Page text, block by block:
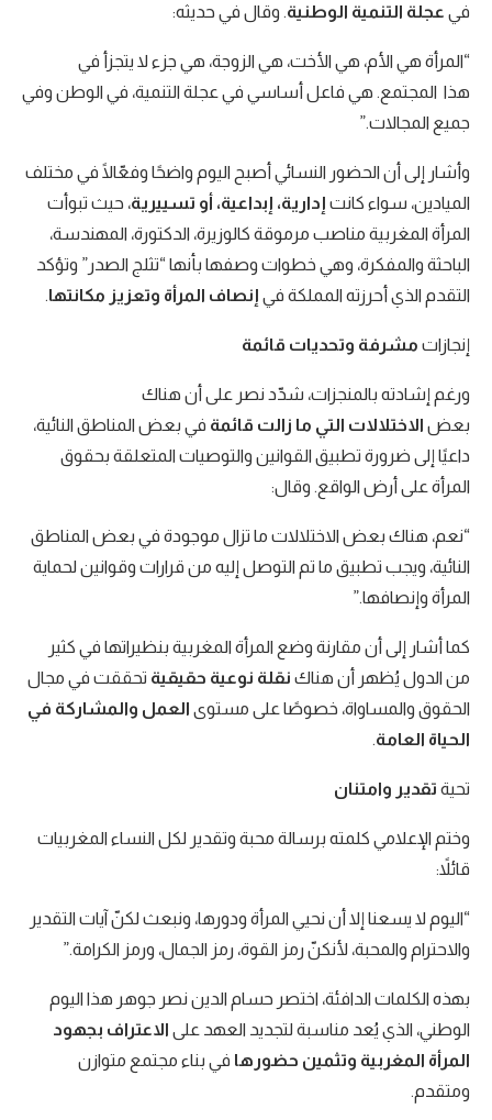
في عجلة التنمية الوطنية. وقال في حديثه:
“المرأة هي الأم، هي الأخت، هي الزوجة، هي جزء لا يتجزأ في
هذا المجتمع. هي فاعل أساسي في عجلة التنمية، في الوطن وفي
جميع المجالات.”
وأشار إلى أن الحضور النسائي أصبح اليوم واضحًا وفعّالًا في مختلف
الميادين، سواء كانت إدارية، إبداعية، أو تسييرية، حيث تبوأت
المرأة المغربية مناصب مرموقة كالوزيرة، الدكتورة، المهندسة،
الباحثة والمفكرة، وهي خطوات وصفها بأنها “تثلج الصدر” وتؤكد
التقدم الذي أحرزته المملكة في إنصاف المرأة وتعزيز مكانتها.
إنجازات مشرفة وتحديات قائمة
ورغم إشادته بالمنجزات، شدّد نصر على أن هناك
بعض الاختلالات التي ما زالت قائمة في بعض المناطق النائية،
داعيًا إلى ضرورة تطبيق القوانين والتوصيات المتعلقة بحقوق
المرأة على أرض الواقع. وقال:
“نعم، هناك بعض الاختلالات ما تزال موجودة في بعض المناطق
النائية، ويجب تطبيق ما تم التوصل إليه من قرارات وقوانين لحماية
المرأة وإنصافها.”
كما أشار إلى أن مقارنة وضع المرأة المغربية بنظيراتها في كثير
من الدول يُظهر أن هناك نقلة نوعية حقيقية تحققت في مجال
الحقوق والمساواة، خصوصًا على مستوى العمل والمشاركة في
الحياة العامة.
تحية تقدير وامتنان
وختم الإعلامي كلمته برسالة محبة وتقدير لكل النساء المغربيات
قائلاً:
“اليوم لا يسعنا إلا أن نحيي المرأة ودورها، ونبعث لكنّ آيات التقدير
والاحترام والمحبة، لأنكنّ رمز القوة، رمز الجمال، ورمز الكرامة.”
بهذه الكلمات الدافئة، اختصر حسام الدين نصر جوهر هذا اليوم
الوطني، الذي يُعد مناسبة لتجديد العهد على الاعتراف بجهود
المرأة المغربية وتثمين حضورها في بناء مجتمع متوازن
ومتقدم.